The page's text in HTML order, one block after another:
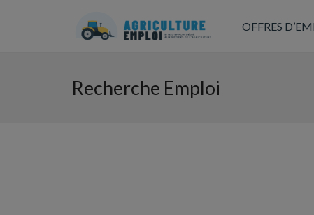
OFFRES
Recherche Emploi